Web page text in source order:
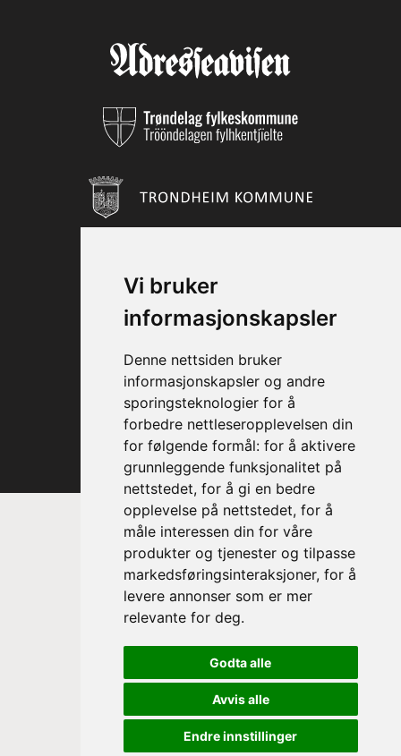
Vi bruker
informasjonskapsler
Denne nettsiden bruker
informasjonskapsler og andre
sporingsteknologier for å
forbedre nettleseropplevelsen din
for følgende formål: for å aktivere
grunnleggende funksjonalitet på
nettstedet, for å gi en bedre
opplevelse på nettstedet, for å
måle interessen din for våre
produkter og tjenester og tilpasse
markedsføringsinteraksjoner, for å
levere annonser som er mer
relevante for deg.
Godta alle
Avvis alle
Endre innstillinger
Prinsesse Astrid, fru Ferner
Trondheim Symfoniorkester & Opera
sin høye beskytter